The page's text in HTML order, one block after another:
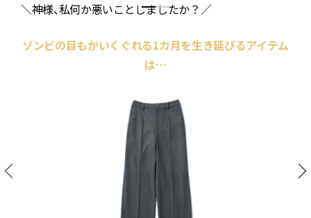
＼神様、私何か悪いことしましたか？／
ゾンビの目もかいくぐれる1カ月を生き延びるアイテム
は…